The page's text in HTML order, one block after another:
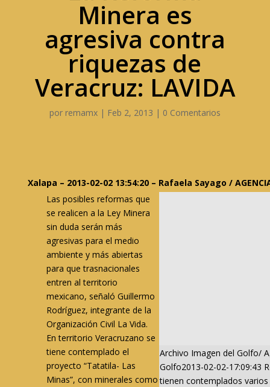
Minera es
agresiva contra
riquezas de
Veracruz: LAVIDA
por remamx| Feb 2, 2013 | 0 Comentarios
Xalapa – 2013-02-02 13:54:20 – Rafaela Sayago /
Archivo Imagen del Golfo/
Golfo2013-02-02-17:09:43
tienen contemplados
Las posibles reformas que
se realicen a la Ley Minera
sin duda serán más
agresivas para el medio
ambiente y más abiertas
para que trasnacionales
entren al territorio
mexicano, señaló Guillermo
Rodríguez, integrante de la
Organización Civil La Vida.
En territorio Veracruzano se
tiene contemplado el
proyecto “Tatatila- Las
Minas”, con minerales como